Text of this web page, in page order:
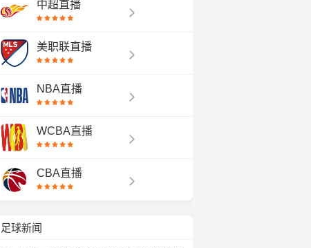
中超直播
美职联直播
NBA直播
WCBA直播
CBA直播
足球新闻